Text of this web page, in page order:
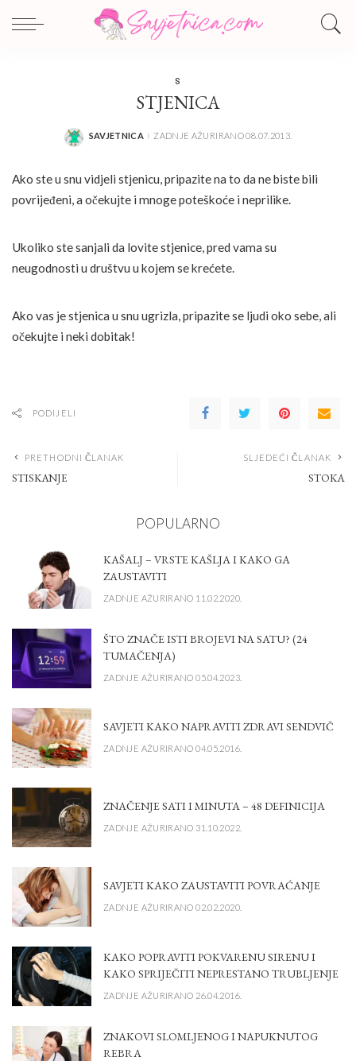
S
STJENICA
POSTED
SAVJETNICA ZADNJE AŽURIRANO 08.07.2013.
Ako ste u snu vidjeli stjenicu, pripazite na to da ne biste bili
povrijeđeni, a očekujte i mnoge poteškoće i neprilike.
Ukoliko ste sanjali da lovite stjenice, pred vama su
neugodnosti u društvu u kojem se krećete.
Ako vas je stjenica u snu ugrizla, pripazite se ljudi oko sebe, ali
očekujte i neki dobitak!
PODIJELI
PRETHODNI ČLANAK
STISKANJE
SLJEDEĆI ČLANAK
STOKA
POPULARNO
KAŠALJ – VRSTE KAŠLJA I KAKO GA
ZAUSTAVITI
ZADNJE AŽURIRANO 11.02.2020.
ŠTO ZNAČE ISTI BROJEVI NA SATU? (24
TUMAČENJA)
ZADNJE AŽURIRANO 05.04.2023.
SAVJETI KAKO NAPRAVITI ZDRAVI SENDVIČ
ZADNJE AŽURIRANO 04.05.2016.
ZNAČENJE SATI I MINUTA – 48 DEFINICIJA
ZADNJE AŽURIRANO 31.10.2022.
SAVJETI KAKO ZAUSTAVITI POVRAĆANJE
ZADNJE AŽURIRANO 02.02.2020.
KAKO POPRAVITI POKVARENU SIRENU I
KAKO SPRIJEČITI NEPRESTANO TRUBLJENJE
ZADNJE AŽURIRANO 26.04.2016.
ZNAKOVI SLOMLJENOG I NAPUKNUTOG
REBRA